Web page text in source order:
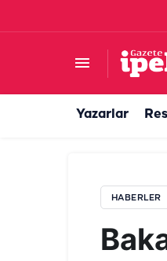
Yazarlar
HABERLER